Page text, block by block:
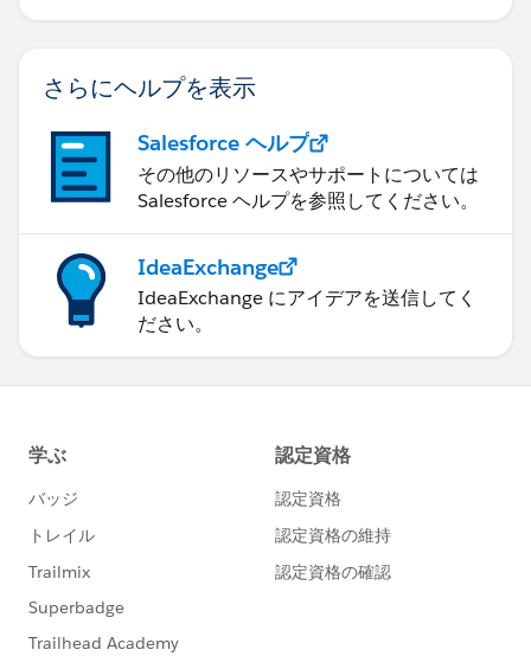
さらにヘルプを表示
Salesforce ヘルプ
その他のリソースやサポートについては
Salesforce ヘルプを参照してください。
IdeaExchange
IdeaExchange にアイデアを送信してく
ださい。